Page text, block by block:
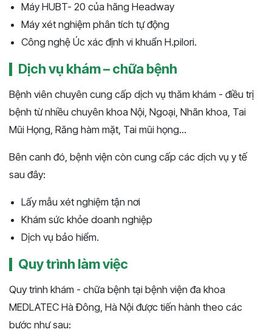
Máy HUBT- 20 của hãng Headway
Máy xét nghiệm phân tích tự động
Công nghệ Úc xác định vi khuẩn H.pilori.
Dịch vụ khám – chữa bệnh
Bệnh viên chuyên cung cấp dịch vụ thăm khám - điều trị
bệnh từ nhiều chuyên khoa Nội, Ngoại, Nhãn khoa, Tai
Mũi Họng, Răng hàm mặt, Tai mũi họng...
Bên canh đó, bệnh viện còn cung cấp các dịch vụ y tế
sau đây:
Lấy mẫu xét nghiệm tận nơi
Khám sức khỏe doanh nghiệp
Dịch vụ bảo hiểm.
Quy trình làm việc
Quy trình khám - chữa bệnh tại bệnh viện đa khoa
MEDLATEC Hà Đông, Hà Nội được tiến hành theo các
bước như sau: